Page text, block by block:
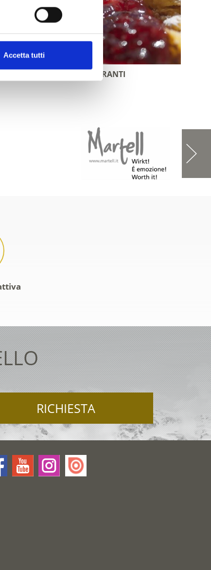
Accetta tutti
GUIDA AI RISTORANTI
RICHIESTA